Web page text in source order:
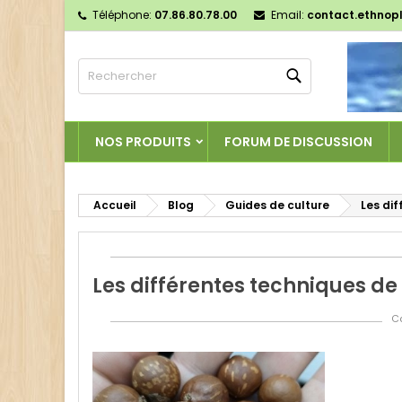
Téléphone: 07.86.80.78.00 Email:
Rechercher
NOS PRODUITS FORUM DE DISCUSSION
Accueil Blog Guides de culture Les
Les différentes techniques de
add_circle_outline